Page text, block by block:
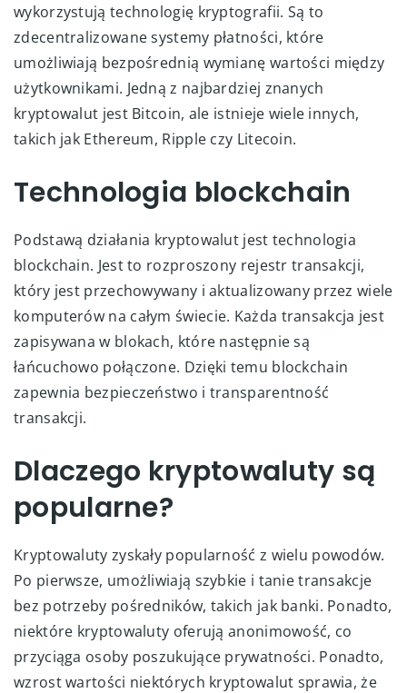
wykorzystują technologię kryptografii. Są to
zdecentralizowane systemy płatności, które
umożliwiają bezpośrednią wymianę wartości między
użytkownikami. Jedną z najbardziej znanych
kryptowalut jest Bitcoin, ale istnieje wiele innych,
takich jak Ethereum, Ripple czy Litecoin.
Technologia blockchain
Podstawą działania kryptowalut jest technologia
blockchain. Jest to rozproszony rejestr transakcji,
który jest przechowywany i aktualizowany przez wiele
komputerów na całym świecie. Każda transakcja jest
zapisywana w blokach, które następnie są
łańcuchowo połączone. Dzięki temu blockchain
zapewnia bezpieczeństwo i transparentność
transakcji.
Dlaczego kryptowaluty są
popularne?
Kryptowaluty zyskały popularność z wielu powodów.
Po pierwsze, umożliwiają szybkie i tanie transakcje
bez potrzeby pośredników, takich jak banki. Ponadto,
niektóre kryptowaluty oferują anonimowość, co
przyciąga osoby poszukujące prywatności. Ponadto,
wzrost wartości niektórych kryptowalut sprawia, że